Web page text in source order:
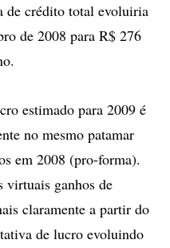
de crédito total evoluiria
de 2008 para R$ 276
estimado para 2009 é
no mesmo patamar
em 2008 (pro-forma).
virtuais ganhos de
claramente a partir do
de lucro evoluindo